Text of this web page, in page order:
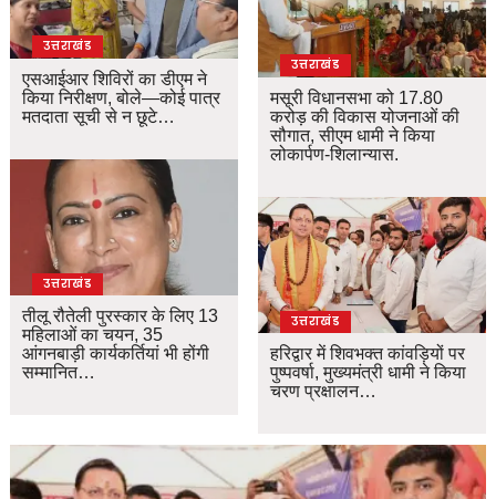
उत्तराखंड
एसआईआर शिविरों का डीएम ने
किया निरीक्षण, बोले—कोई पात्र
मतदाता सूची से न छूटे…
उत्तराखंड
तीलू रौतेली पुरस्कार के लिए 13
महिलाओं का चयन, 35
आंगनबाड़ी कार्यकर्तियां भी होंगी
सम्मानित…
उत्तराखंड
मसूरी विधानसभा को 17.80
करोड़ की विकास योजनाओं की
सौगात, सीएम धामी ने किया
लोकार्पण-शिलान्यास.
उत्तराखंड
हरिद्वार में शिवभक्त कांवड़ियों पर
पुष्पवर्षा, मुख्यमंत्री धामी ने किया
चरण प्रक्षालन…